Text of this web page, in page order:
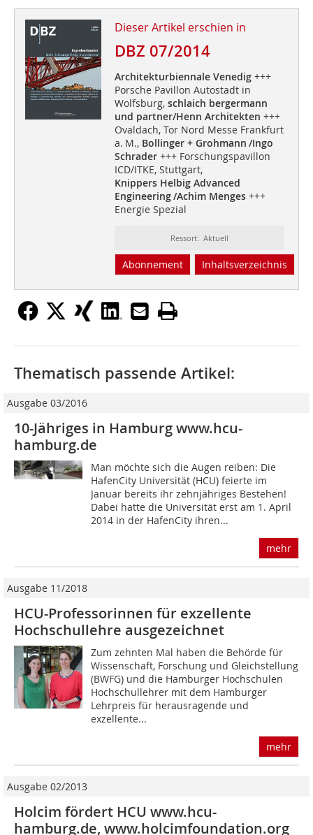
Dieser Artikel erschien in
DBZ 07/2014
Architekturbiennale Venedig+++
Porsche Pavillon Autostadt in
Wolfsburg, schlaich bergermann
und partner/Henn Architekten +++
Ovaldach, Tor Nord Messe Frankfurt
a. M., Bollinger + Grohmann /Ingo
Schrader+++ Forschungspavillon
ICD/ITKE, Stuttgart,
Knippers Helbig Advanced
Engineering /Achim Menges+++
Energie Spezial
Ressort: Aktuell
Abonnement Inhaltsverzeichnis
Thematisch passende Artikel:
Ausgabe 03/2016
10-Jähriges in Hamburg www.hcu-
hamburg.de
Man möchte sich die Augen reiben: Die
HafenCity Universität (HCU) feierte im
Januar bereits ihr zehnjähriges Bestehen!
Dabei hatte die Universität erst am 1. April
2014 in der HafenCity ihren...
mehr
Ausgabe 11/2018
HCU-Professorinnen für exzellente
Hochschullehre ausgezeichnet
Zum zehnten Mal haben die Behörde für
Wissenschaft, Forschung und Gleichstellung
(BWFG) und die Hamburger Hochschulen
Hochschullehrer mit dem Hamburger
Lehrpreis für herausragende und
exzellente...
mehr
Ausgabe 02/2013
Holcim fördert HCU www.hcu-
hamburg.de, www.holcimfoundation.org